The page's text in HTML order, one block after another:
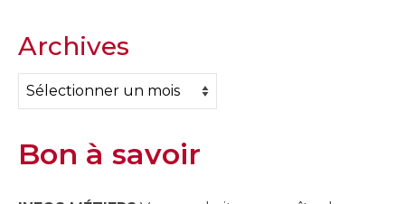
Archives
Archives
Bon à savoir